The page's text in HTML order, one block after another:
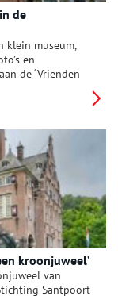
de
klein museum,
en
de ‘Vrienden
kroonjuweel’
van
Santpoort